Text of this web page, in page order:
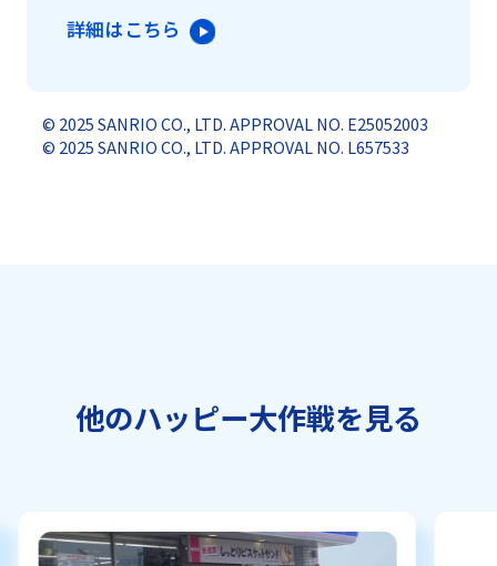
詳細はこちら
© 2025 SANRIO CO., LTD. APPROVAL NO. E25052003
© 2025 SANRIO CO., LTD. APPROVAL NO. L657533
他のハッピー大作戦を見る